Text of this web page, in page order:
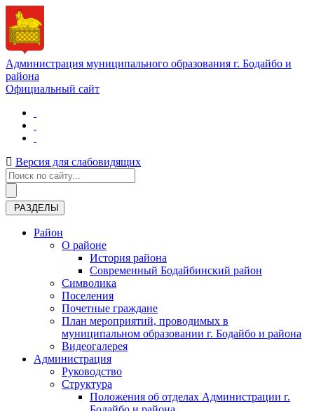
Администрация муниципального образования г. Бодайбо и
района
Официальный сайт
Версия для слабовидящих
РАЗДЕЛЫ
Район
О районе
История района
Современный Бодайбинский район
Символика
Поселения
Почетные граждане
План мероприятий, проводимых в
муниципальном образовании г. Бодайбо и района
Видеогалерея
Администрация
Руководство
Структура
Положения об отделах Администрации г.